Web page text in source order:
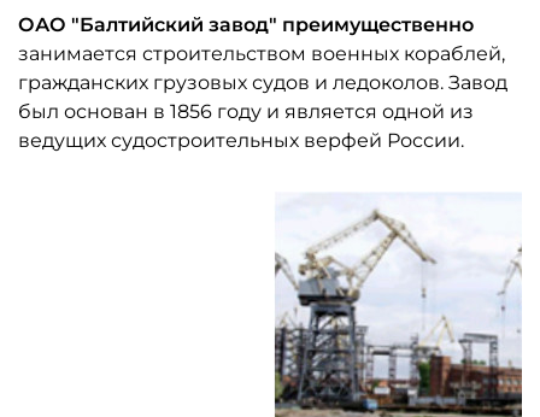
ОАО "Балтийский завод" преимущественно
занимается строительством военных кораблей,
гражданских грузовых судов и ледоколов. Завод
был основан в 1856 году и является одной из
ведущих судостроительных верфей России.